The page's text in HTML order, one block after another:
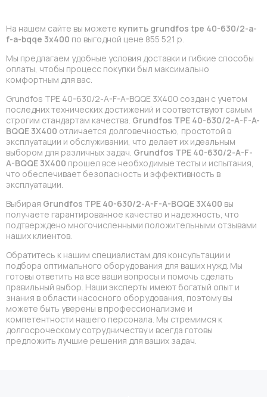
На нашем сайте вы можете купить grundfos tpe 40-630/2-a-
f-a-bqqe 3x400 по выгодной цене 855 521 р.
Мы предлагаем удобные условия доставки и гибкие способы
оплаты, чтобы процесс покупки был максимально
комфортным для вас.
Grundfos TPE 40-630/2-A-F-A-BQQE 3X400 создан с учетом
последних технических достижений и соответствуют самым
строгим стандартам качества. Grundfos TPE 40-630/2-A-F-A-
BQQE 3X400 отличается долговечностью, простотой в
эксплуатации и обслуживании, что делает их идеальным
выбором для различных задач. Grundfos TPE 40-630/2-A-F-
A-BQQE 3X400 прошел все необходимые тесты и испытания,
что обеспечивает безопасность и эффективность в
эксплуатации.
Выбирая Grundfos TPE 40-630/2-A-F-A-BQQE 3X400 вы
получаете гарантированное качество и надежность, что
подтверждено многочисленными положительными отзывами
наших клиентов.
Обратитесь к нашим специалистам для консультации и
подбора оптимального оборудования для ваших нужд. Мы
готовы ответить на все ваши вопросы и помочь сделать
правильный выбор. Наши эксперты имеют богатый опыт и
знания в области насосного оборудования, поэтому вы
можете быть уверены в профессионализме и
компетентности нашего персонала. Мы стремимся к
долгосроческому сотрудничеству и всегда готовы
предложить лучшие решения для ваших задач.